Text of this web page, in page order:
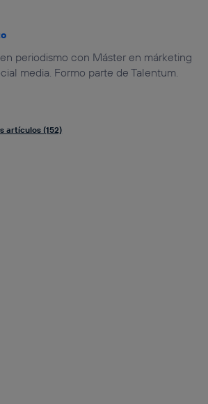
periodismo con Máster en márketing
media. Formo parte de Talentum.
artículos (152)